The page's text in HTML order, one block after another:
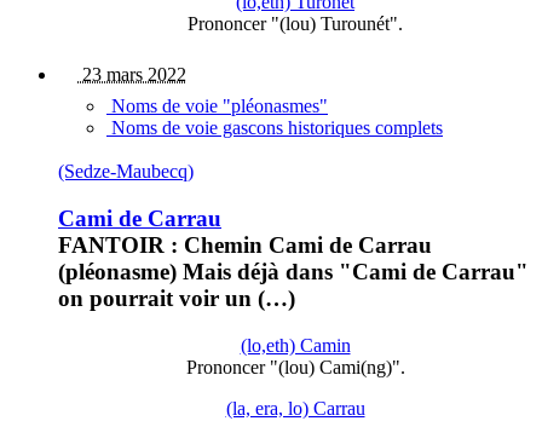
Prononcer "(lou) Turounét".
23 mars 2022
Noms de voie "pléonasmes"
Noms de voie gascons historiques complets
(Sedze-Maubecq)
Cami de Carrau
FANTOIR : Chemin Cami de Carrau
(pléonasme) Mais déjà dans "Cami de Carrau"
on pourrait voir un (…)
(lo,eth) Camin
Prononcer "(lou) Cami(ng)".
(la, era, lo) Carrau